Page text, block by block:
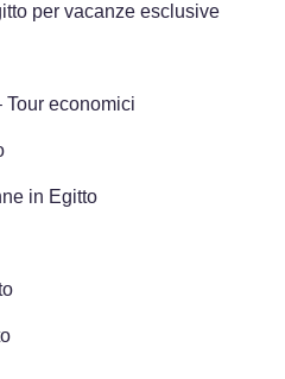
per vacanze esclusive
Tour economici
in Egitto